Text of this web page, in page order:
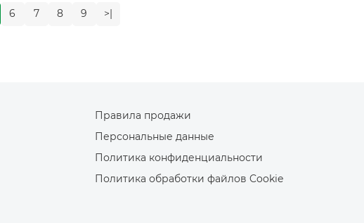
6 7 8 9 >|
Правила продажи
Персональные данные
Политика конфиденциальности
Политика обработки файлов Cookie